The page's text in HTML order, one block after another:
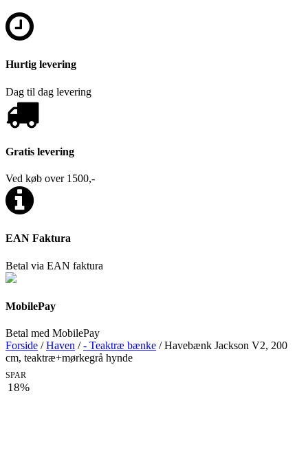
Hurtig levering
Dag til dag levering
Gratis levering
Ved køb over 1500,-
EAN Faktura
Betal via EAN faktura
MobilePay
Betal med MobilePay
Forside /Haven /- Teaktræ bænke / Havebænk Jackson V2, 200
cm, teaktræ+mørkegrå hynde
SPAR
18%